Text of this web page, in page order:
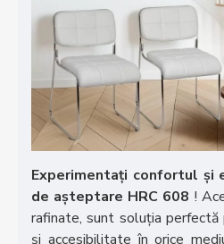
Experimentați confortul și
de așteptare HRC 608 !
rafinate, sunt soluția perfectă
și accesibilitate în orice